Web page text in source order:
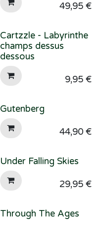
49,95€
Cartzzle - Labyrinthe
champs dessus
dessous
9,95€
Gutenberg
44,90€
Under Falling Skies
29,95€
Through The Ages